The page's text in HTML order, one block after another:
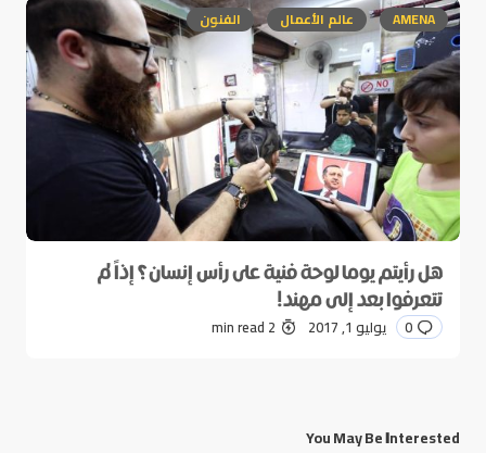
AMENA عالم الأعمال الفنون
هل رأيتم يوما لوحة فنية على رأس إنسان؟ إذاً لم
تتعرفوا بعد إلى مهند!
0 يوليو 1, 2017 2 min read
You May Be Interested